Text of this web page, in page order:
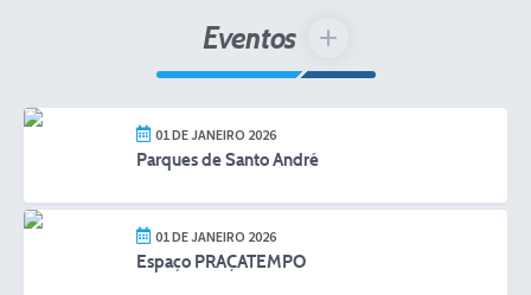
Eventos
01 DE JANEIRO 2026
Parques de Santo André
01 DE JANEIRO 2026
Espaço PRAÇATEMPO